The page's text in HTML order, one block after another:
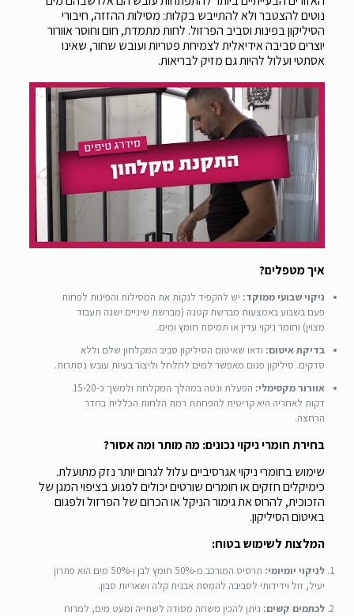
נוטים להצטבר ולא להתייבש בקלות: מסילות ההזזה, חיבורי
הסיליקון בפינות וסביב הפרזול. לחות מתמדת, חום וחוסר אוורור
יוצרים סביבה אידיאלית לצמיחת פטריות ועובש שחור, שאינו
אסתטי ועלול להיות גם מזיק לבריאות.
איך מטפלים?
ניקוי שבועי ממוקד: יש להקפיד לנקות את המסילות והפינות לפחות
פעם בשבוע באמצעות מברשת קטנה (מברשת שיניים ישנה תעבוד
מצוין) וחומר ניקוי עדין או תמיסת חומץ ומים.
בדיקת איטום: ודאו שאיטום הסיליקון סביב המקלחון שלם וללא
סדקים. סיליקון פגום מאפשר למים לחלחל וליצור בעיות עובש נסתרות.
אוורור מקסימלי:
הפעלת ונטה במהלך המקלחת ולמשך כ-15-20
דקות לאחריה היא קריטית להפחתת רמת הלחות הכללית בחדר
הרחצה.
בחירת חומרי ניקוי נכונים: מה מותר ומה אסור?
שימוש בחומרי ניקוי אגרסיביים עלול לגרום יותר נזק מתועלת.
כימיקלים חזקים או חומרים שורטים יכולים לפגוע בציפוי המגן של
הזכוכית, להרוס את גימור הניקל או הכרום של הפרזול ולפגום
באיטום הסיליקון.
המלצות לשימוש בטוח:
לניקוי יומיומי:
תרסיס המורכב מ-50% חומץ לבן ו-50% מים הוא פתרון
יעיל, זול וידידותי לסביבה להמסת אבנית קלה ושאריות סבון.
לכתמים קשים: ניתן להכין משחה מסודה לשתייה ומעט מים, למרוח